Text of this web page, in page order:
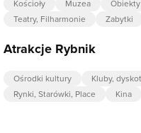
Kościoły
Muzea
Teatry, Filharmonie
Zabytki
Atrakcje Rybnik
Ośrodki kultury Kluby,
Rynki, Starówki, Place
Kina